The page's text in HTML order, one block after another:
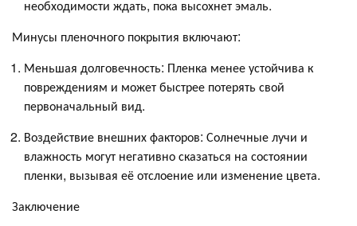
необходимости ждать, пока высохнет эмаль.
Минусы пленочного покрытия включают:
Меньшая долговечность: Пленка менее устойчива к
повреждениям и может быстрее потерять свой
первоначальный вид.
Воздействие внешних факторов: Солнечные лучи и
влажность могут негативно сказаться на состоянии
пленки, вызывая её отслоение или изменение цвета.
Заключение